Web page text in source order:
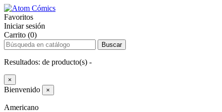
Favoritos
Iniciar sesión
Carrito (0)
Buscar
Resultados: de producto(s) -
×
Bienvenido ×
Americano